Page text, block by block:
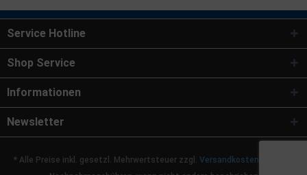
Service Hotline
Shop Service
Informationen
Newsletter
* Alle Preise inkl. gesetzl. Mehrwertsteuer zzgl. Versandkosten